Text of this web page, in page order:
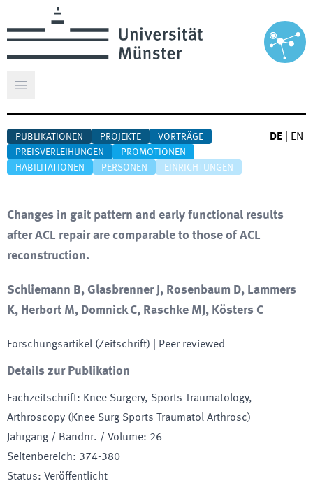
Hauptmenü öffnen
PUBLIKATIONEN PROJEKTE
VORTRÄGE
PREISVERLEIHUNGEN
PROMOTIONEN
HABILITATIONEN
PERSONEN EINRICHTUNGEN
DE EN
Changes in gait pattern and early functional results
after ACL repair are comparable to those of ACL
reconstruction.
Schliemann B, Glasbrenner J, Rosenbaum D, Lammers
K, Herbort M, Domnick C, Raschke MJ, Kösters C
Forschungsartikel (Zeitschrift) | Peer reviewed
Details zur Publikation
Fachzeitschrift: Knee Surgery, Sports Traumatology,
Arthroscopy (Knee Surg Sports Traumatol Arthrosc)
Jahrgang / Bandnr. / Volume: 26
Seitenbereich: 374-380
Status: Veröffentlicht